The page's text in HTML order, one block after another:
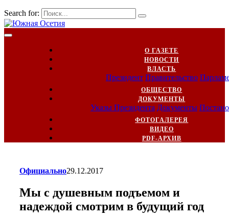
Search for:
О ГАЗЕТЕ
НОВОСТИ
ВЛАСТЬ
Президент Правительство
ОБЩЕСТВО
ДОКУМЕНТЫ
Указы Президента Документы
ФОТОГАЛЕРЕЯ
ВИДЕО
PDF-АРХИВ
Официально29.12.2017
Мы с душевным подъемом и
надеждой смотрим в будущий год